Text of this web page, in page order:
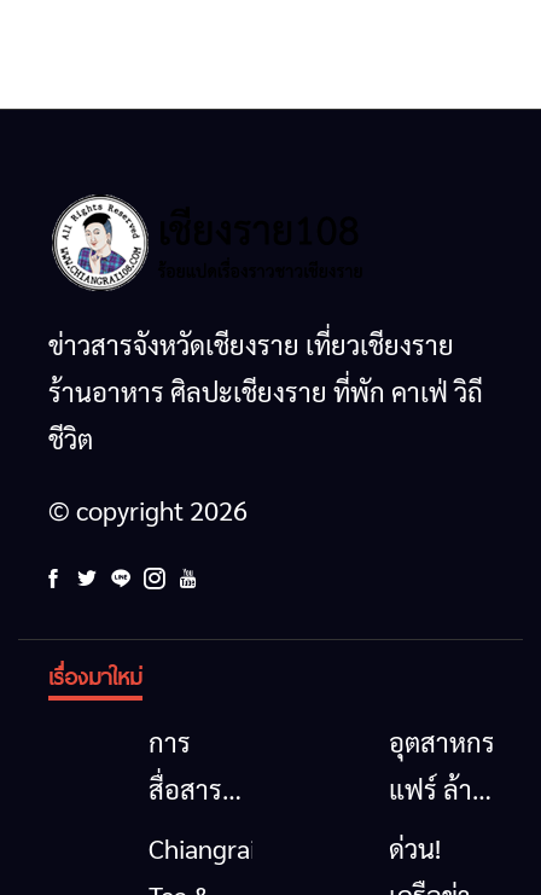
ข่าวสารจังหวัดเชียงราย เที่ยวเชียงราย
ร้านอาหาร ศิลปะเชียงราย ที่พัก คาเฟ่ วิถี
ชีวิต
© copyright 2026
เรื่องมาใหม่
การ
สื่อสาร
โทรคมนาคม
กรณีภัย
อุตสาหกรรม
แฟร์ ล้าน
นาตะวัน
ออก
Chiangrai
ด่วน!